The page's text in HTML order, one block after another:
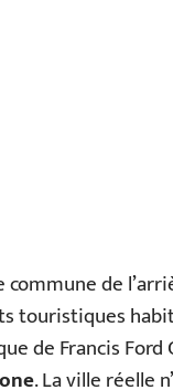
commune de
touristiques
de Francis Ford
. La ville réelle